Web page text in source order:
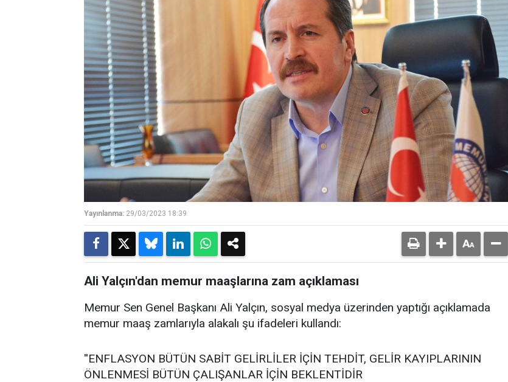
Yayınlanma: 29/03/2023 18:39
Ali Yalçın'dan memur maaşlarına zam açıklaması
Memur Sen Genel Başkanı Ali Yalçın, sosyal medya üzerinden yaptığı açıklamada
memur maaş zamlarıyla alakalı şu ifadeleri kullandı:
''ENFLASYON BÜTÜN SABİT GELİRLİLER İÇİN TEHDİT, GELİR KAYIPLARININ
ÖNLENMESİ BÜTÜN ÇALIŞANLAR İÇİN BEKLENTİDİR